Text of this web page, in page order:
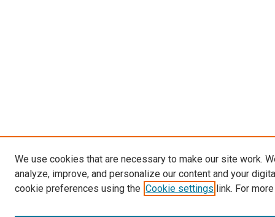
We use cookies that are necessary to make our site work.
analyze, improve, and personalize our content and your
cookie preferences using the Cookie settings link. For